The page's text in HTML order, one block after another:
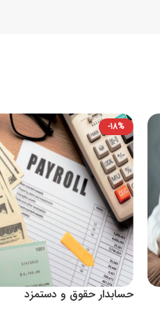
-18%
حسابدار حقوق و دستمزد